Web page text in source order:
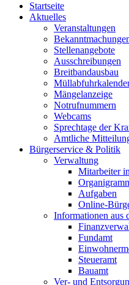
Startseite
Aktuelles
Veranstaltungen
Stellenangebote
Ausschreibungen
Breitbandausbau
Mängelanzeige
Notrufnummern
Webcams
Sprechtage der
Amtliche
Bürgerservice & Politik
Verwaltung
Mitarbeiter
Aufgaben
Online-
Informationen aus
Fundamt
Steueramt
Bauamt
Ver- und